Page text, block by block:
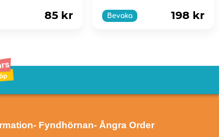
85 kr Bevaka 198 kr
- Fyndhörnan- Ångra Order